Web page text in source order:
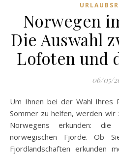
Norwegen
Die Auswahl
Lofoten und
06/05/
Um Ihnen bei der Wahl Ihres Reiseziels in Norwegen im
Sommer zu helfen, werden wir
Norwegens erkunden:
norwegischen Fjorde. Ob
Fjordlandschaften erkunden